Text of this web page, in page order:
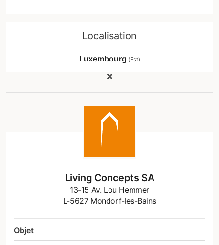
621 68 77 76 ou par email à l'adresse info@living-
vous ou en cas de questions supplémentaires.
#Living Concepts #ImmobilierLuxembourg
Localisation
Luxembourg (Est)
Living Concepts SA
13-15 Av. Lou Hemmer
L-5627 Mondorf-les-Bains
Objet